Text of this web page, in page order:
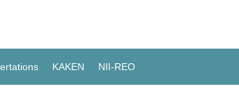
KAKEN NII-REO